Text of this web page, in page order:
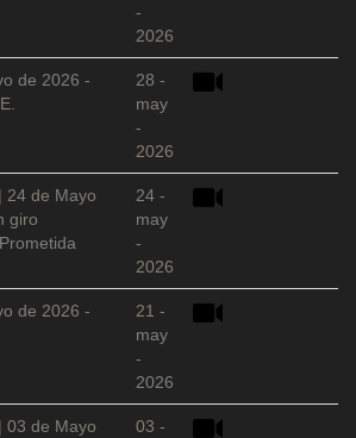
-
2026
de 2026 -
28 -
may
-
2026
24 de Mayo
giro
24 -
may
-
2026
de 2026 -
21 -
may
-
2026
03 de Mayo
03 -